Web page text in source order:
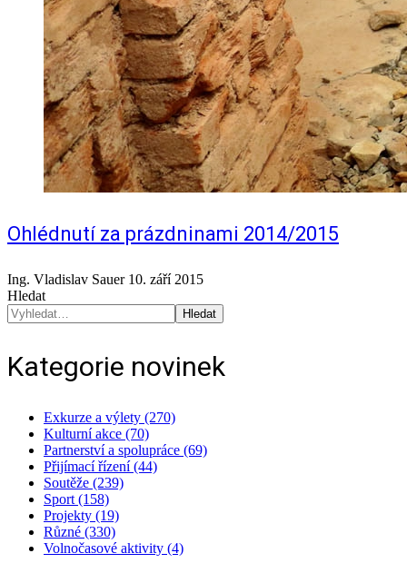
Ohlédnutí za prázdninami 2014/2015
Ing. Vladislav Sauer 10. září 2015
Hledat
Hledat
Kategorie novinek
Exkurze a výlety (270)
Kulturní akce (70)
Partnerství a spolupráce (69)
Přijímací řízení (44)
Soutěže (239)
Sport (158)
Projekty (19)
Různé (330)
Volnočasové aktivity (4)